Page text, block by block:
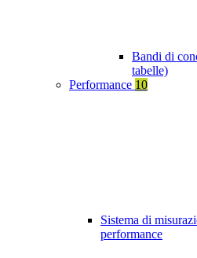
Bandi di
tabelle)
Performance 10
Sistema di
performance